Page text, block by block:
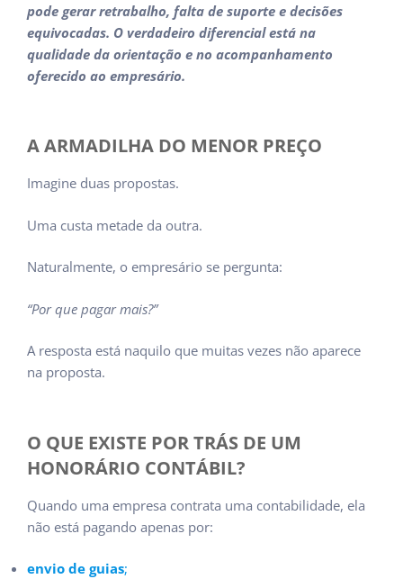
pode gerar retrabalho, falta de suporte e decisões
equivocadas. O verdadeiro diferencial está na
qualidade da orientação e no acompanhamento
oferecido ao empresário.
A ARMADILHA DO MENOR PREÇO
Imagine duas propostas.
Uma custa metade da outra.
Naturalmente, o empresário se pergunta:
“Por que pagar mais?”
A resposta está naquilo que muitas vezes não aparece
na proposta.
O QUE EXISTE POR TRÁS DE UM
HONORÁRIO CONTÁBIL?
Quando uma empresa contrata uma contabilidade, ela
não está pagando apenas por:
envio de guias;